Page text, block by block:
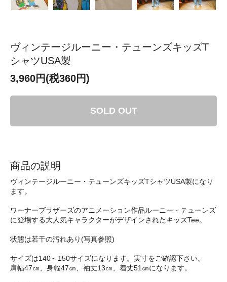
ヴィンテージルーニー・テューンズキッズT
シャツUSA製
3,960円(税360円)
SOLD OUT
商品の説明
ヴィンテージルーニー・テューンズキッズTシャツUSA製になり
ます。
ワーナーブラザーズのアニメーション作品ルーニー・テューンズ
に登場する大人気キャラクターがデザインされたキッズTee。
状態は若干の汚れあり(写真参照)
サイズは140～150サイズになります。実寸をご確認下さい。
肩幅47㎝、身幅47㎝、袖丈13㎝、着丈51㎝になります。